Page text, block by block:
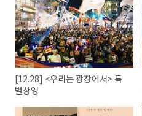
[12.28] <우리는 광장에서> 특
별상영